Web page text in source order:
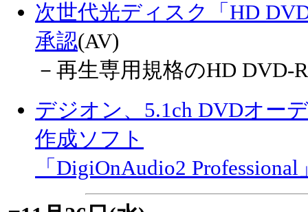
次世代光ディスク「HD
承認(AV)
－再生専用規格のHD DVD-
デジオン、5.1ch DVDオー
作成ソフト
「DigiOnAudio2 Professional